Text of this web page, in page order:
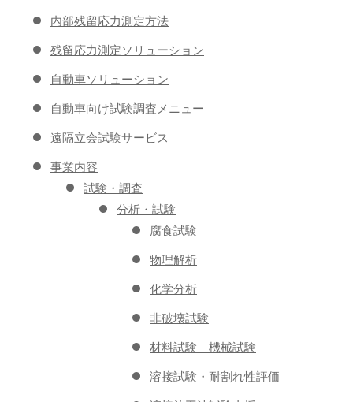
内部残留応力測定方法
残留応力測定ソリューション
自動車ソリューション
自動車向け試験調査メニュー
遠隔立会試験サービス
事業内容
試験・調査
分析・試験
腐食試験
物理解析
化学分析
非破壊試験
材料試験 機械試験
溶接試験・耐割れ性評価